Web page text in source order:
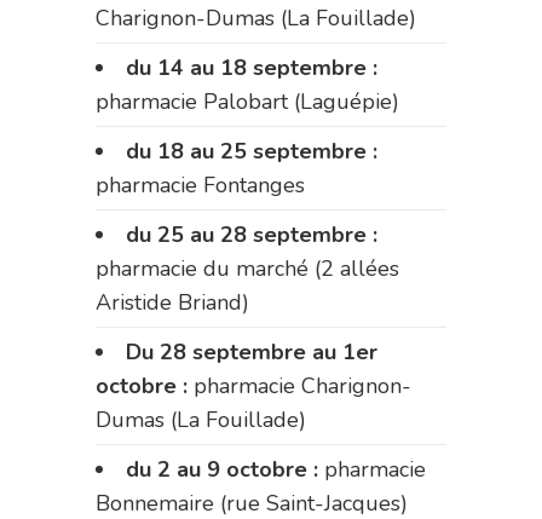
Charignon-Dumas (La Fouillade)
du 14 au 18 septembre :
pharmacie Palobart (Laguépie)
du 18 au 25 septembre :
pharmacie Fontanges
du 25 au 28 septembre :
pharmacie du marché (2 allées
Aristide Briand)
Du 28 septembre au 1er
octobre : pharmacie Charignon-
Dumas (La Fouillade)
du 2 au 9 octobre : pharmacie
Bonnemaire (rue Saint-Jacques)